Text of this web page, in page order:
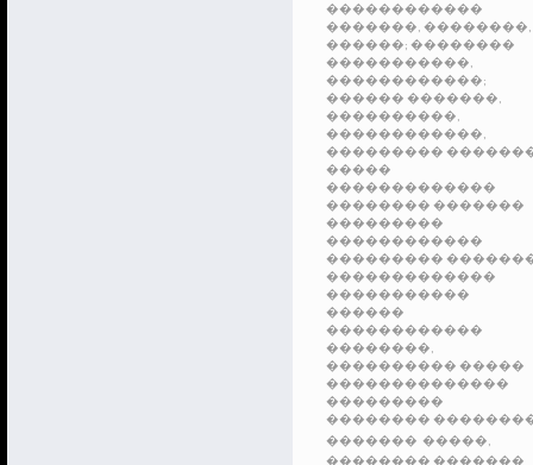
������������
�������, ��������,
������; ��������
�����������,
������������;
������ �������,
����������,
������������,
���������
�����
�������������
�������� �������
���������
������������
���������
�������������
�����������
������
������������
��������,
���������� �����
��������������
���������
��������
������� �����,
�������� �������